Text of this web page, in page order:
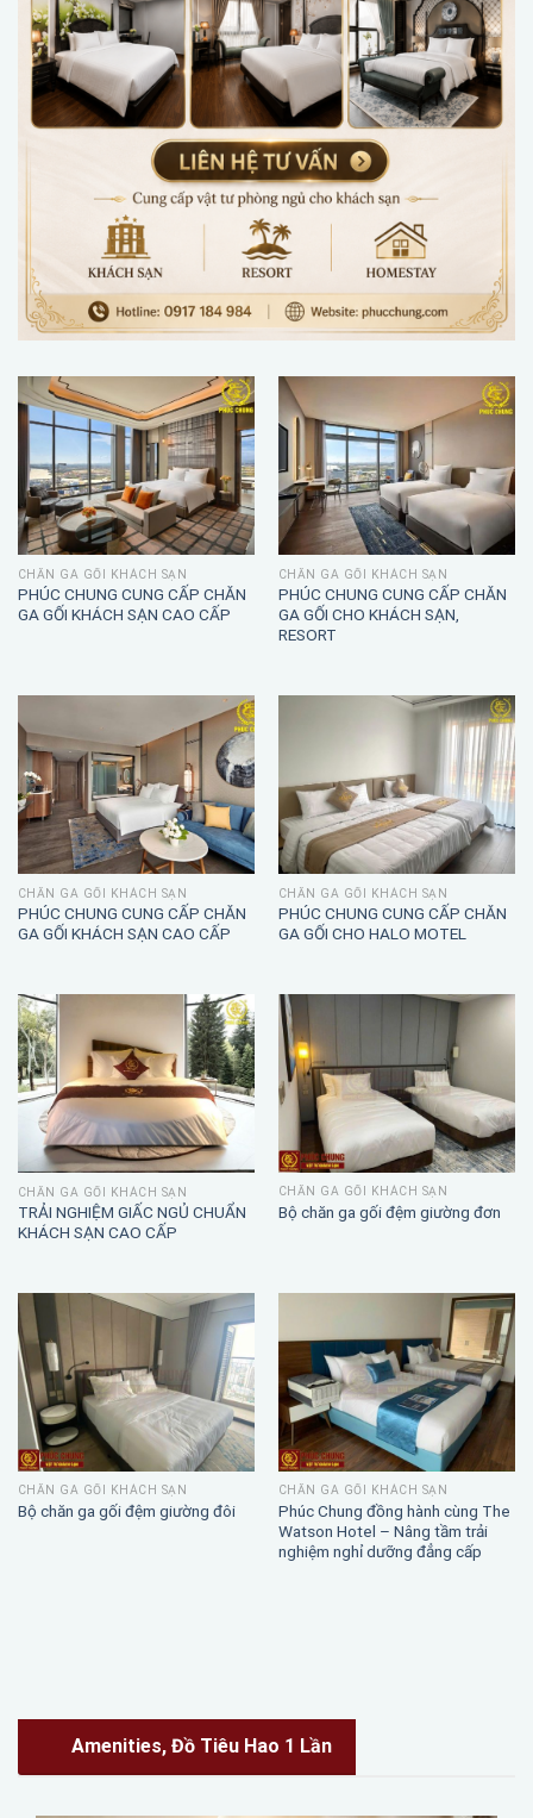
CHĂN GA GỐI KHÁCH SẠN
PHÚC CHUNG CUNG CẤP CHĂN
GA GỐI KHÁCH SẠN CAO CẤP
CHĂN GA GỐI KHÁCH SẠN
PHÚC CHUNG CUNG CẤP CHĂN
GA GỐI CHO KHÁCH SẠN,
RESORT
CHĂN GA GỐI KHÁCH SẠN
PHÚC CHUNG CUNG CẤP CHĂN
GA GỐI KHÁCH SẠN CAO CẤP
CHĂN GA GỐI KHÁCH SẠN
PHÚC CHUNG CUNG CẤP CHĂN
GA GỐI CHO HALO MOTEL
CHĂN GA GỐI KHÁCH SẠN
TRẢI NGHIỆM GIẤC NGỦ CHUẨN
KHÁCH SẠN CAO CẤP
CHĂN GA GỐI KHÁCH SẠN
Bộ chăn ga gối đệm giường đơn
CHĂN GA GỐI KHÁCH SẠN
Bộ chăn ga gối đệm giường đôi
CHĂN GA GỐI KHÁCH SẠN
Phúc Chung đồng hành cùng The
Watson Hotel – Nâng tầm trải
nghiệm nghỉ dưỡng đẳng cấp
Amenities, Đồ Tiêu Hao 1 Lần